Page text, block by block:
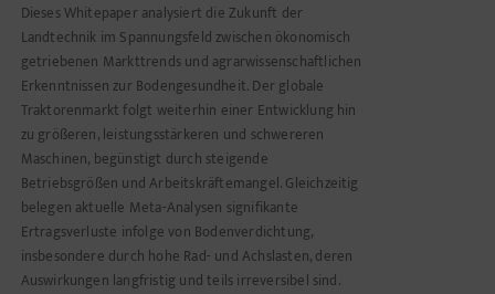
Dieses Whitepaper analysiert die Zukunft der
Landtechnik im Spannungsfeld zwischen ökonomisch
getriebenen Markttrends und agrarwissenschaftlichen
Erkenntnissen zur Bodengesundheit. Der globale
Traktorenmarkt folgt weiterhin einer Entwicklung hin
zu größeren, leistungsstärkeren und schwereren
Maschinen, begünstigt durch steigende
Betriebsgrößen und Arbeitskräftemangel. Gleichzeitig
belegen aktuelle Meta-Analysen signifikante
Ertragsverluste infolge von Bodenverdichtung,
insbesondere durch hohe Rad- und Achslasten, deren
Auswirkungen langfristig und teils irreversibel sind.